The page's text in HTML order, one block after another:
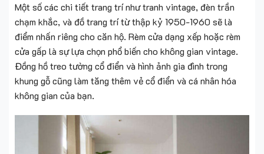
Một số các chi tiết trang trí như tranh vintage, đèn trần
chạm khắc, và đồ trang trí từ thập kỷ 1950-1960 sẽ là
điểm nhấn riêng cho căn hộ. Rèm cửa dạng xếp hoặc rèm
cửa gấp là sự lựa chọn phổ biến cho không gian vintage.
Đồng hồ treo tường cổ điển và hình ảnh gia đình trong
khung gỗ cũng làm tăng thêm vẻ cổ điển và cá nhân hóa
không gian của bạn.